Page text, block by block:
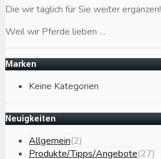
Die wir täglich für Sie weiter ergänzen!
Weil wir Pferde lieben …
Marken
Keine Kategorien
Neuigkeiten
Allgemein(2)
Produkte/Tipps/Angebote(27)